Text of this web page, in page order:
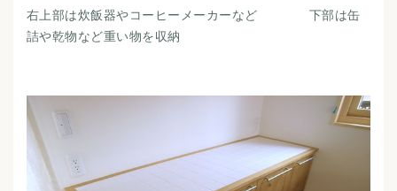
右上部は炊飯器やコーヒーメーカーなど 下部は缶
詰や乾物など重い物を収納